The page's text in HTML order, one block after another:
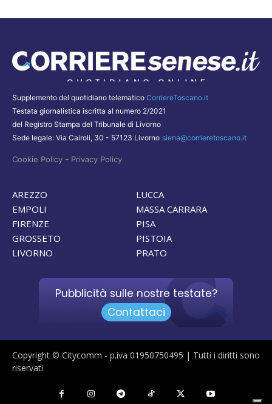
Supplemento del quotidiano telematico CorriereToscano.it
Testata giornalistica iscritta al numero 2/2021
del Registro Stampa del Tribunale di Livorno
Sede legale: Via Cairoli, 30 - 57123 Livorno siena@corrieretoscano.it
Cookie Policy - Privacy Policy
AREZZO
EMPOLI
FIRENZE
GROSSETO
LIVORNO
LUCCA
MASSA CARRARA
PISA
PISTOIA
PRATO
Pubblicità sulle nostre testate?
Contattaci
Copyright © Citycomm - p.iva 01950750495 | Tutti i diritti sono
riservati